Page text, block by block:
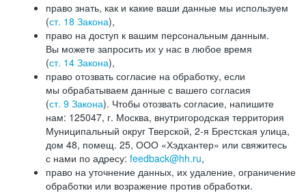
право знать, как и какие ваши данные мы используем
(ст. 18 Закона),
право на доступ к вашим персональным данным.
Вы можете запросить их у нас в любое время
(ст. 14 Закона),
право отозвать согласие на обработку, если
мы обрабатываем данные с вашего согласия
(ст. 9 Закона). Чтобы отозвать согласие, напишите
нам: 125047, г. Москва, внутригородская территория
Муниципальный округ Тверской, 2-я Брестская улица,
дом 48, помещ. 25, ООО «Хэдхантер» или свяжитесь
с нами по адресу: feedback@hh.ru,
право на уточнение данных, их удаление, ограничение
обработки или возражение против обработки.